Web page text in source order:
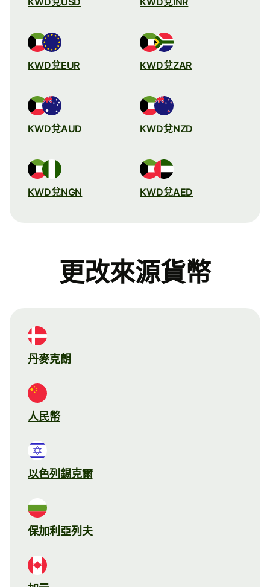
KWD兌EUR KWD兌ZAR
KWD兌AUD KWD兌NZD
KWD兌NGN KWD兌AED
更改來源貨幣
丹麥克朗
人民幣
以色列錫克爾
保加利亞列夫